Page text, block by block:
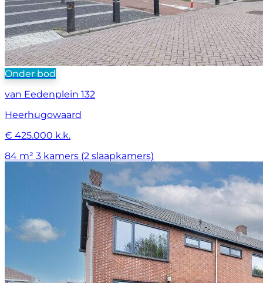
Onder bod
van Eedenplein 132
Heerhugowaard
€ 425.000 k.k.
84 m² 3 kamers (2 slaapkamers)